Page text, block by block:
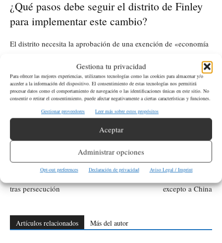
Gestiona tu privacidad
Para ofrecer las mejores experiencias, utilizamos tecnologías como las cookies para almacenar y/o
acceder a la información del dispositivo. El consentimiento de estas tecnologías nos permitirá
procesar datos como el comportamiento de navegación o las identificaciones únicas en este sitio. No
consentir o retirar el consentimiento, puede afectar negativamente a ciertas características y funciones.
Gestionar proveedores
Leer más sobre estos propósitos
Aceptar
Administrar opciones
Opt-out preferences Declaración de privacidad Aviso Legal / Imprint
¿Qué pasos debe seguir el distrito de Finley
para implementar este cambio?
El distrito necesita la aprobación de una exención de «economía
Estado de Washington (OSPI) y deberá asegurar que se cumplan
las 1,027 horas de instrucción anuales mediante jornadas
escolares más largas durante los cuatro días.
Tri-Cities
Conductor ebrio y con historial
tras persecución
Trump suspende aranceles
excepto a China
Artículos relacionados Más del autor